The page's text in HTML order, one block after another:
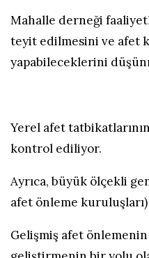
Mahalle derneği
teyit edilmesini ve afet
yapabileceklerini
Yerel afet
kontrol ediliyor.
Ayrıca, büyük ölçekli
afet önleme
Gelişmiş afet